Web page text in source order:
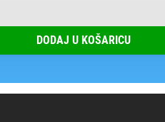
DODAJ U KOŠARICU